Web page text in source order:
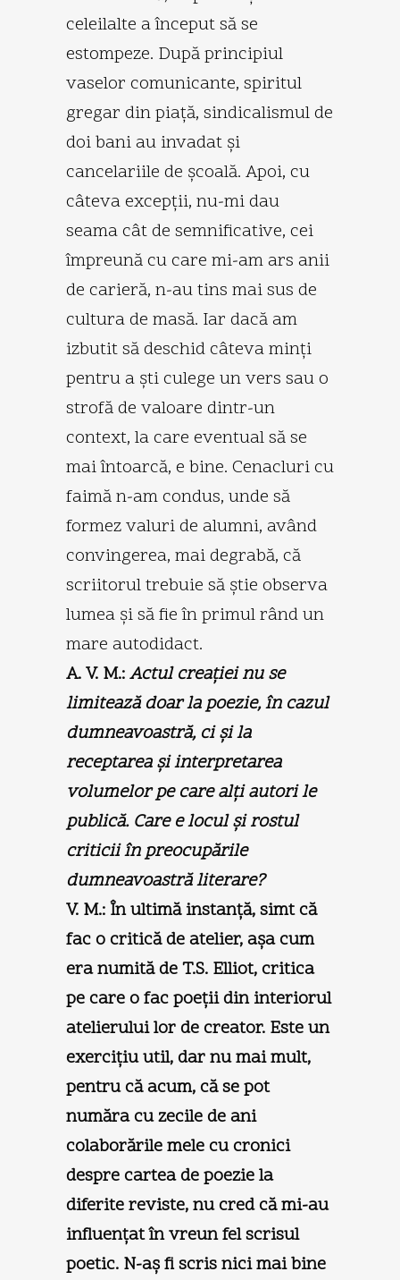
celeilalte a început să se
estompeze. După principiul
vaselor comunicante, spiritul
gregar din piaţă, sindicalismul de
doi bani au invadat şi
cancelariile de şcoală. Apoi, cu
câteva excepţii, nu-mi dau
seama cât de semnificative, cei
împreună cu care mi-am ars anii
de carieră, n-au tins mai sus de
cultura de masă. Iar dacă am
izbutit să deschid câteva minţi
pentru a şti culege un vers sau o
strofă de valoare dintr-un
context, la care eventual să se
mai întoarcă, e bine. Cenacluri cu
faimă n-am condus, unde să
formez valuri de alumni, având
convingerea, mai degrabă, că
scriitorul trebuie să ştie observa
lumea şi să fie în primul rând un
mare autodidact.
A. V. M.:Actul creaţiei nu se
limitează doar la poezie, în cazul
dumneavoastră, ci şi la
receptarea şi interpretarea
volumelor pe care alţi autori le
publică. Care e locul şi rostul
criticii în preocupările
dumneavoastră literare?
V. M.:În ultimă instanţă, simt că
fac o critică de atelier, aşa cum
era numită de T.S. Elliot, critica
pe care o fac poeţii din interiorul
atelierului lor de creator. Este un
exerciţiu util, dar nu mai mult,
pentru că acum, că se pot
număra cu zecile de ani
colaborările mele cu cronici
despre cartea de poezie la
diferite reviste, nu cred că mi-au
influenţat în vreun fel scrisul
poetic. N-aş fi scris nici mai bine